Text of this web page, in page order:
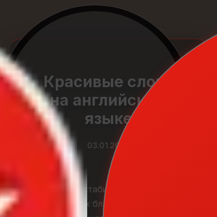
Красивые слова
на английском
языке
03.01.2026
Английский стабильно входит в
списки самых благозвучных и